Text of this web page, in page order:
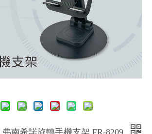
南希諾旋轉手機支架 FR-8209